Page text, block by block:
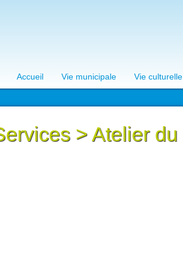
Accueil Vie municipale Vie culturelle
>Atelier du